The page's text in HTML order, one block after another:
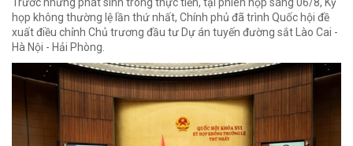
Trước những phát sinh trong thực tiễn, tại phiên họp sáng 06/8, Kỳ
họp không thường lệ lần thứ nhất, Chính phủ đã trình Quốc hội đề
xuất điều chỉnh Chủ trương đầu tư Dự án tuyến đường sắt Lào Cai -
Hà Nội - Hải Phòng.